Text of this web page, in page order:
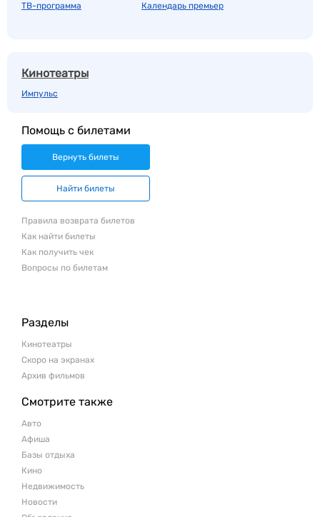
ТВ-программа
Календарь премьер
Кинотеатры
Импульс
Помощь с билетами
Вернуть билеты
Найти билеты
Правила возврата билетов
Как найти билеты
Как получить чек
Вопросы по билетам
Разделы
Кинотеатры
Скоро на экранах
Архив фильмов
Смотрите также
Авто
Афиша
Базы отдыха
Кино
Недвижимость
Новости